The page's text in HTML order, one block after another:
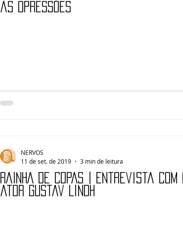
às opressões
RAINHA DE COPAS | Entrevista com o
ator Gustav Lindh
NERVOS
11 de set. de 2019
3 min de leitura